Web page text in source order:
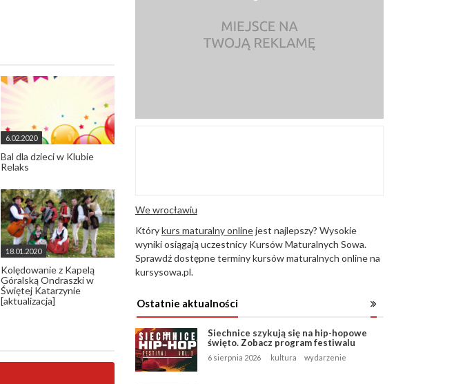
6.02.2020
Bal dla dzieci w Klubie
Relaks
18.01.2020
Kolędowanie z Kapelą
Góralską Ondraszki w
Świętej Katarzynie
[aktualizacja]
We wrocławiu
Którykurs maturalny onlinejest najlepszy? Wysokie
wyniki osiągają uczestnicy Kursów Maturalnych Sowa.
Sprawdź dostępne terminy kursów maturalnych online na
kursysowa.pl.
Ostatnie aktualności
Siechnice szykują się na hip-hopowe
święto. Zobacz program festiwalu
6 sierpnia 2026 kultura wydarzenie